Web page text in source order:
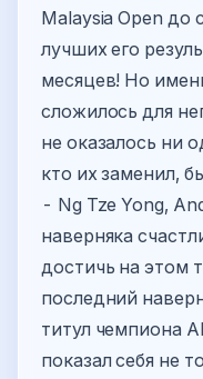
Malaysia Open до
лучших его
месяцев! Но
сложилось для
не оказалось ни
кто их заменил,
- Ng Tze Yong,
наверняка
достичь на этом
последний
титул чемпиона
показал себя не